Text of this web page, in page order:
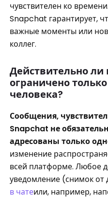
чувствителен ко
Snapchat гарантирует,
важные моменты или
коллег.
Действительно
ограничено
человека?
Сообщения,
Snapchat не
адресованы только
изменение
всей платформе. Любое
уведомление (снимок от
в чатеили, например,